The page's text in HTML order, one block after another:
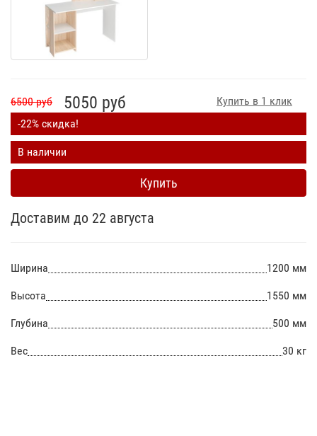
Купить в 1 клик
6500 руб 5050 руб
-22% скидка!
В наличии
Купить
Доставим до 22 августа
Ширина 1200 мм
Высота 1550 мм
Глубина 500 мм
Вес 30 кг